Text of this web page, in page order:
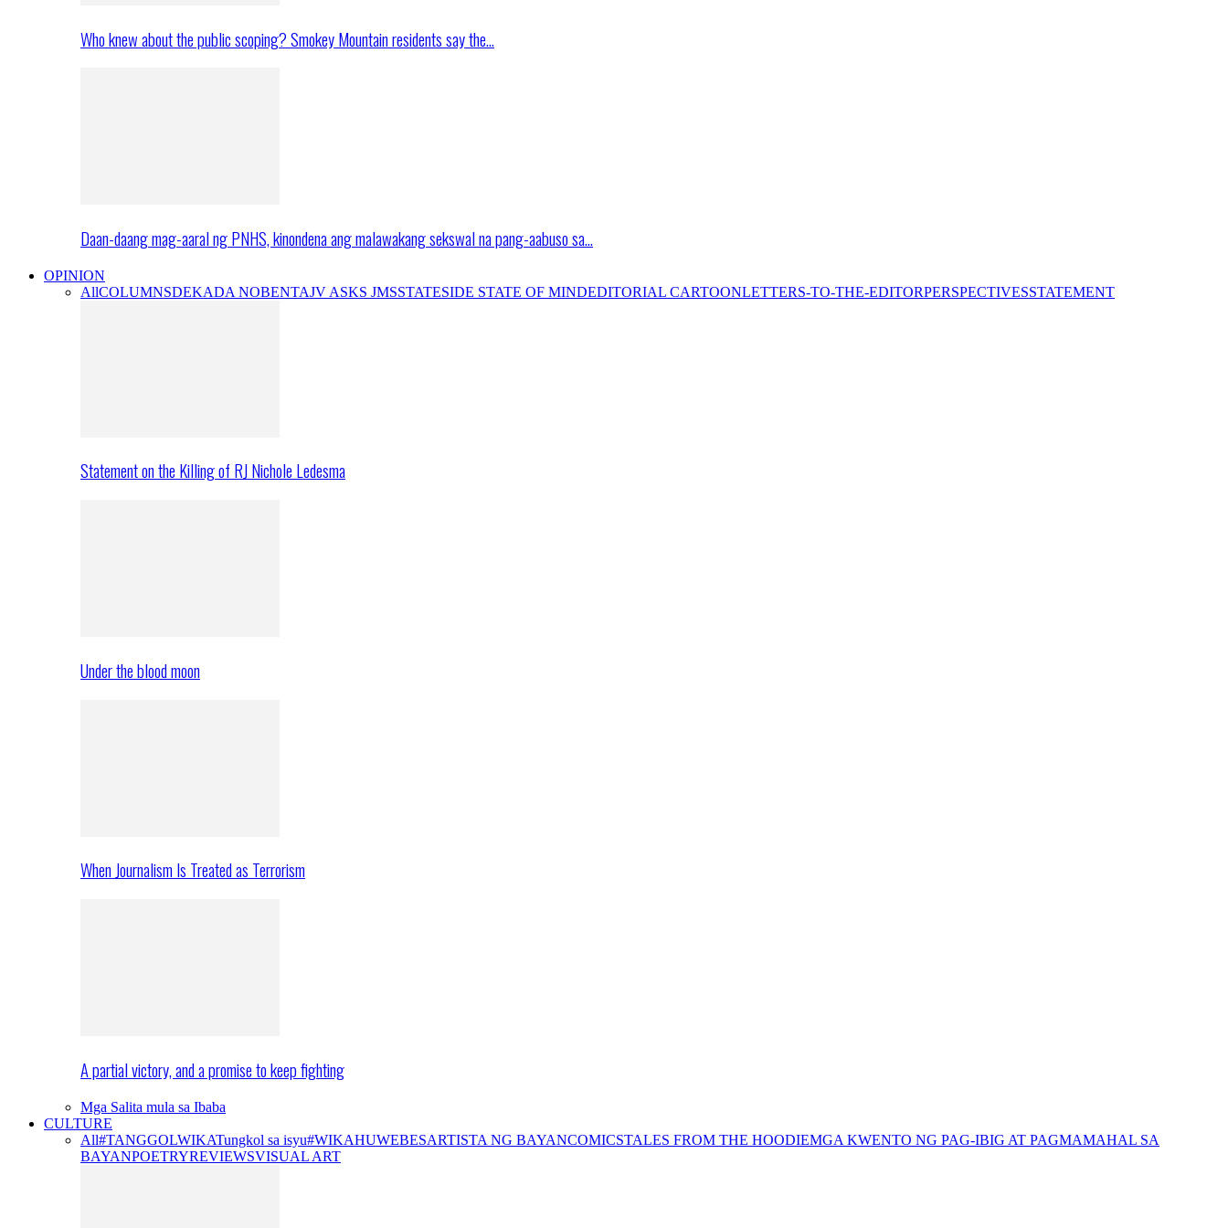
Who knew about the public scoping? Smokey Mountain residents say the…
Daan-daang mag-aaral ng PNHS, kinondena ang malawakang sekswal na pang-aabuso sa…
OPINION
AllCOLUMNSDEKADA NOBENTAJV ASKS JMSSTATESIDE STATE OF MINDEDITORIAL CARTOONLETTERS-TO-THE-EDITORPERSPECTIVESSTATEMENT
Statement on the Killing of RJ Nichole Ledesma
Under the blood moon
When Journalism Is Treated as Terrorism
A partial victory, and a promise to keep fighting
Mga Salita mula sa Ibaba
CULTURE
All#TANGGOLWIKATungkol sa isyu#WIKAHUWEBESARTISTA NG BAYANCOMICSTALES FROM THE HOODIEMGA KWENTO NG PAG-IBIG AT PAGMAMAHAL SA
BAYANPOETRYREVIEWSVISUAL ART